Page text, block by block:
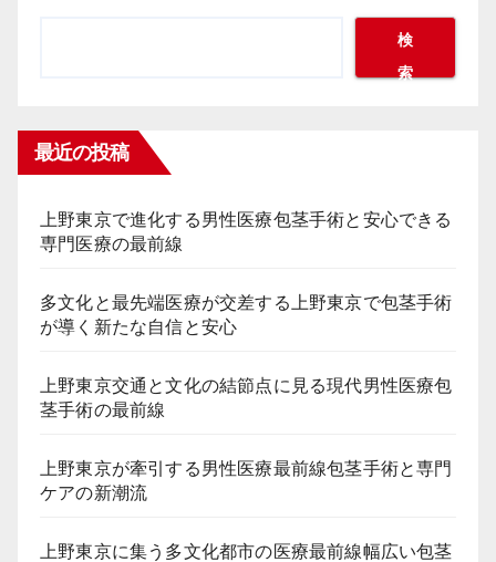
検
索
最近の投稿
上野東京で進化する男性医療包茎手術と安心できる
専門医療の最前線
多文化と最先端医療が交差する上野東京で包茎手術
が導く新たな自信と安心
上野東京交通と文化の結節点に見る現代男性医療包
茎手術の最前線
上野東京が牽引する男性医療最前線包茎手術と専門
ケアの新潮流
上野東京に集う多文化都市の医療最前線幅広い包茎